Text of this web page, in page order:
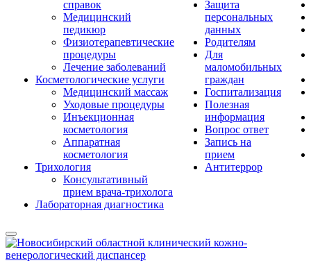
справок
Медицинский
педикюр
Физиотерапевтические
процедуры
Лечение заболеваний
Косметологические услуги
Медицинский массаж
Уходовые процедуры
Инъекционная
косметология
Аппаратная
косметология
Трихология
Консультативный
прием врача-трихолога
Лабораторная диагностика
Защита
персональных
данных
Родителям
Для
маломобильных
граждан
Госпитализация
Полезная
информация
Вопрос ответ
Запись на
прием
Антитеррор